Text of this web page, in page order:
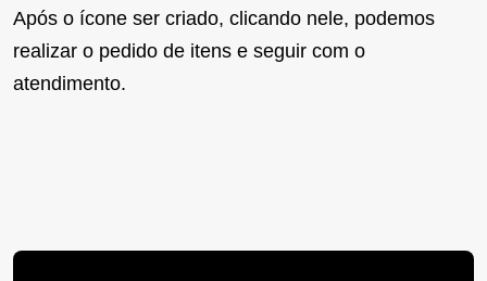
Após o ícone ser criado, clicando nele, podemos
realizar o pedido de itens e seguir com o
atendimento.